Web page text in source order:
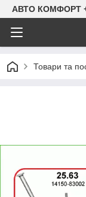
АВТО КОМФОРТ
Товари та